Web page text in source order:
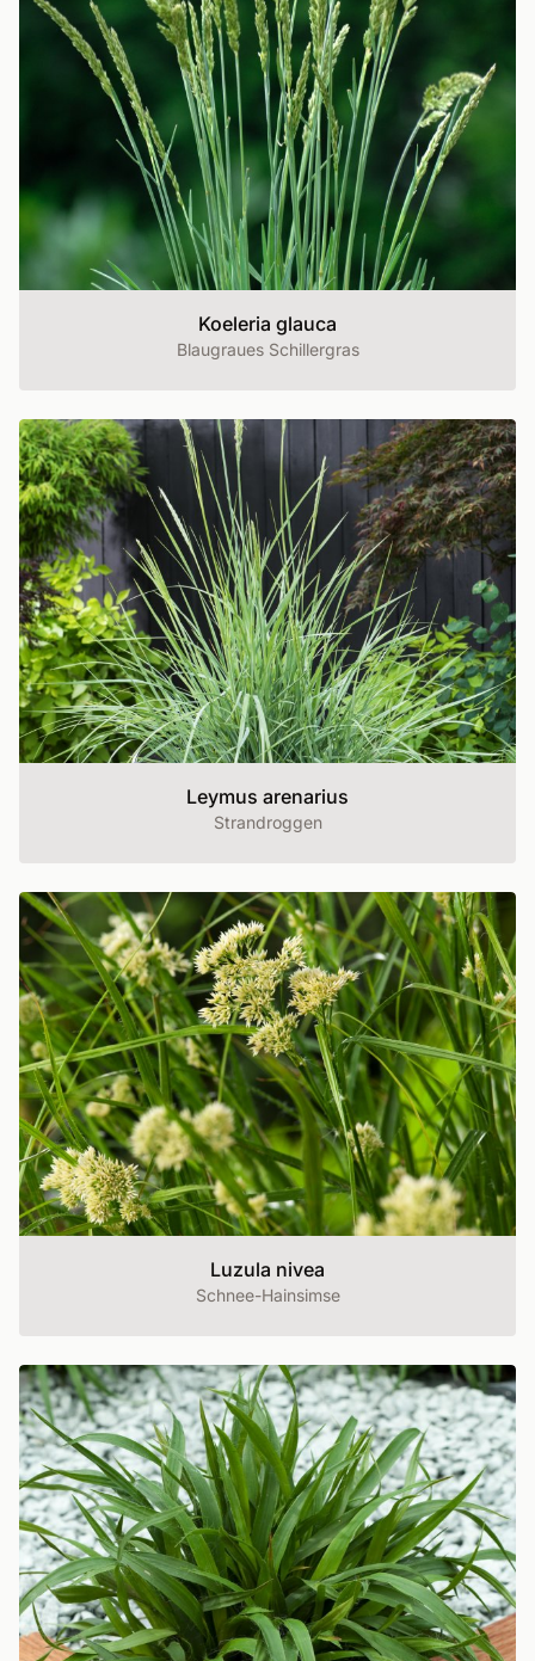
Koeleria glauca
Blaugraues Schillergras
Leymus arenarius
Strandroggen
Luzula nivea
Schnee-Hainsimse